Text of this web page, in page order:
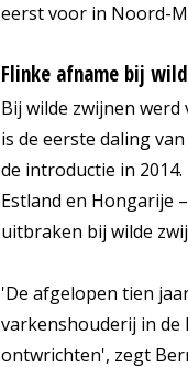
eerst voor in Noord-
Flinke afname bij
Bij wilde zwijnen
is de eerste daling
de introductie in
Estland en Hongarije
uitbraken bij wilde
'De afgelopen tien
varkenshouderij in de
ontwrichten', zegt